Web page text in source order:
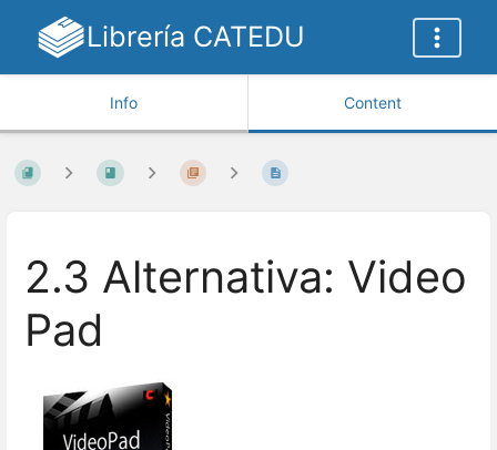
Librería CATEDU
Info Content
2.3 Alternativa: Video
Pad